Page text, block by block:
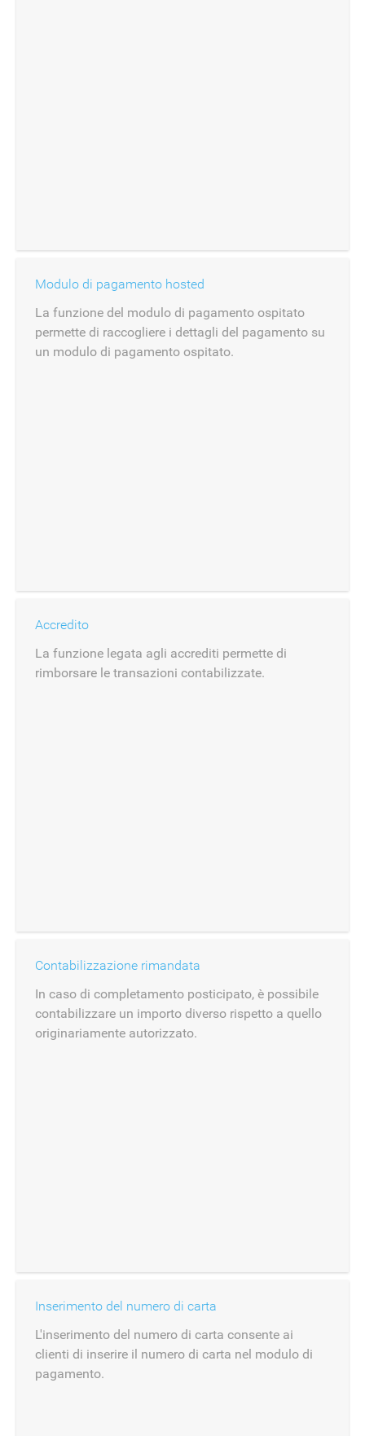
Modulo di pagamento hosted
La funzione del modulo di pagamento ospitato
permette di raccogliere i dettagli del pagamento su
un modulo di pagamento ospitato.
Accredito
La funzione legata agli accrediti permette di
rimborsare le transazioni contabilizzate.
Contabilizzazione rimandata
In caso di completamento posticipato, è possibile
contabilizzare un importo diverso rispetto a quello
originariamente autorizzato.
Inserimento del numero di carta
L'inserimento del numero di carta consente ai
clienti di inserire il numero di carta nel modulo di
pagamento.